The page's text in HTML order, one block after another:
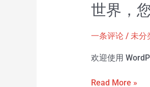
世界，
一条评论 / 未分
欢迎使用
世
Read More »